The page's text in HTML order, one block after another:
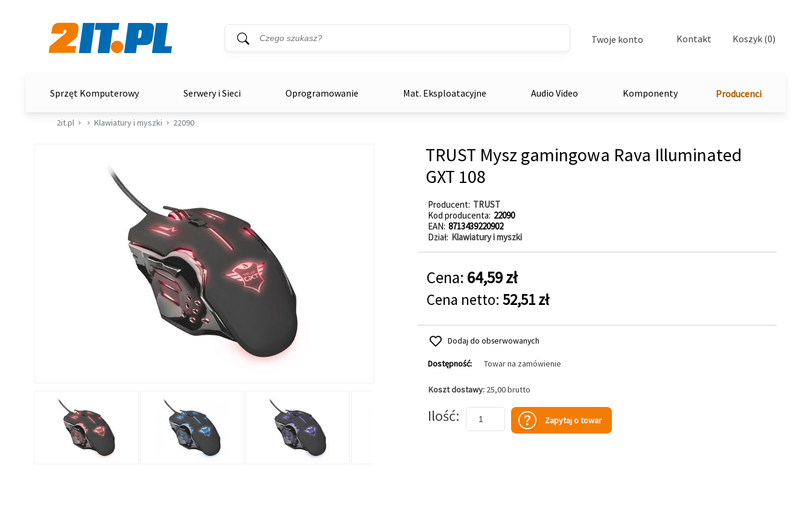
Wyszukiwarka
Słowo kluczowe
Twoje konto Kontakt Koszyk (0)
Sprzęt Komputerowy Serwery i Sieci Oprogramowanie Mat. Eksploatacyjne Audio Video Komponenty Producenci
2it.pl Klawiatury i myszki 22090
TRUST Mysz gamingowa Rava Illuminated
GXT 108
Producent TRUST
Kod producenta 22090
EAN 8713439220902
Dział Klawiatury i myszki
Cena: 64,59 zł
Cena netto: 52,51 zł
Dodaj do obserwowanych
Dostępność: Towar na zamówienie
Koszt dostawy: 25,00 brutto
Ilość Zapytaj o towar